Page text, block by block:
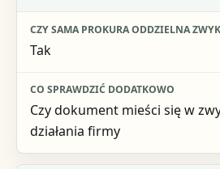
Co sprawdzić dodatkowo
Tak
Czy dokument mieści się w
działania firmy